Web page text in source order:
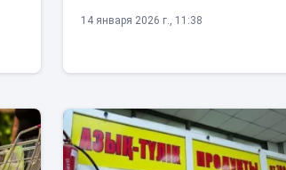
14 января 2026 г., 11:38